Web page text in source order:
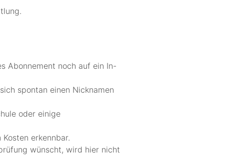
Abonnement noch auf ein In-
spontan einen Nicknamen
oder einige
erkennbar.
wünscht, wird hier nicht